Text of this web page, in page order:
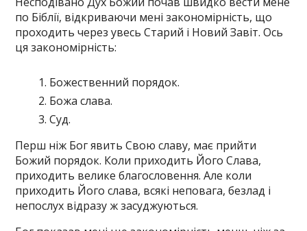
по Біблії, відкриваючи мені закономірність, що
проходить через увесь Старий і Новий Завіт. Ось
ця закономірність:
Божественний порядок.
Божа слава.
Суд.
Перш ніж Бог явить Свою славу, має прийти
Божий порядок. Коли приходить Його Слава,
приходить велике благословення. Але коли
приходить Його слава, всякі неповага, безлад і
непослух відразу ж засуджуються.